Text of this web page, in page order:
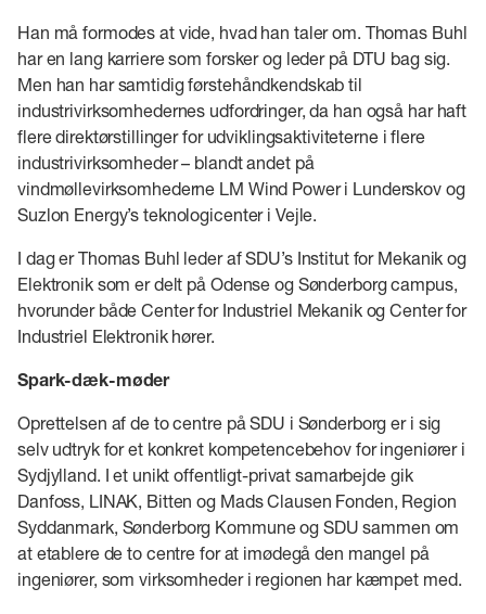
Han må formodes at vide, hvad han taler om. Thomas Buhl
har en lang karriere som forsker og leder på DTU bag sig.
Men han har samtidig førstehåndkendskab til
industrivirksomhedernes udfordringer, da han også har haft
flere direktørstillinger for udviklingsaktiviteterne i flere
industrivirksomheder – blandt andet på
vindmøllevirksomhederne LM Wind Power i Lunderskov og
Suzlon Energy’s teknologicenter i Vejle.
I dag er Thomas Buhl leder af SDU’s Institut for Mekanik og
Elektronik som er delt på Odense og Sønderborg campus,
hvorunder både Center for Industriel Mekanik og Center for
Industriel Elektronik hører.
Spark-dæk-møder
Oprettelsen af de to centre på SDU i Sønderborg er i sig
selv udtryk for et konkret kompetencebehov for ingeniører i
Sydjylland. I et unikt offentligt-privat samarbejde gik
Danfoss, LINAK, Bitten og Mads Clausen Fonden, Region
Syddanmark, Sønderborg Kommune og SDU sammen om
at etablere de to centre for at imødegå den mangel på
ingeniører, som virksomheder i regionen har kæmpet med.